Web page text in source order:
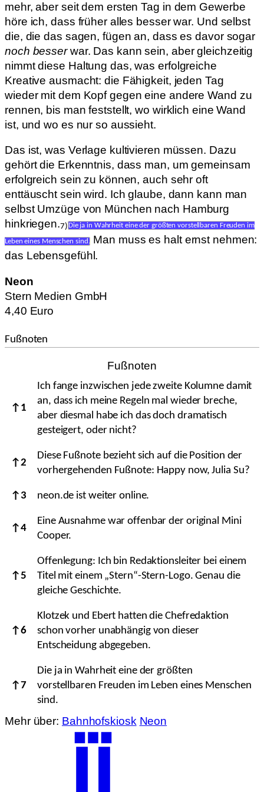
mehr, aber seit dem ersten Tag in dem Gewerbe
höre ich, dass früher alles besser war. Und selbst
die, die das sagen, fügen an, dass es davor sogar
noch besserwar. Das kann sein, aber gleichzeitig
nimmt diese Haltung das, was erfolgreiche
Kreative ausmacht: die Fähigkeit, jeden Tag
wieder mit dem Kopf gegen eine andere Wand zu
rennen, bis man feststellt, wo wirklich eine Wand
ist, und wo es nur so aussieht.
Das ist, was Verlage kultivieren müssen. Dazu
gehört die Erkenntnis, dass man, um gemeinsam
erfolgreich sein zu können, auch sehr oft
enttäuscht sein wird. Ich glaube, dann kann man
selbst Umzüge von München nach Hamburg
hinkriegen.7) Die ja in Wahrheit eine der größten vorstellbaren Freuden im
Leben eines Menschen sind. Man muss es halt ernst nehmen:
das Lebensgefühl.
Neon
Stern Medien GmbH
4,40 Euro
Fußnoten
Fußnoten
↑ 1
Ich fange inzwischen jede zweite Kolumne damit
an, dass ich meine Regeln mal wieder breche,
aber diesmal habe ich das doch dramatisch
gesteigert, oder nicht?
↑2
Diese Fußnote bezieht sich auf die Position der
vorhergehenden Fußnote: Happy now, Julia Su?
↑ 3 neon.de ist weiter online.
↑4
Eine Ausnahme war offenbar der original Mini
Cooper.
↑5
Offenlegung: Ich bin Redaktionsleiter bei einem
Titel mit einem „Stern“-Stern-Logo. Genau die
gleiche Geschichte.
↑6
Klotzek und Ebert hatten die Chefredaktion
schon vorher unabhängig von dieser
Entscheidung abgegeben.
↑7
Die ja in Wahrheit eine der größten
vorstellbaren Freuden im Leben eines Menschen
sind.
Mehr über: Bahnhofskiosk Neon